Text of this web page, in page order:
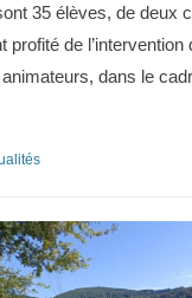
35 élèves, de deux
profité de l’intervention
dans le